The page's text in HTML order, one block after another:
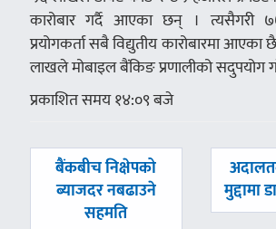
कारोबार गर्दै आएका छन् । त्यसैगरी
प्रयोगकर्ता सबै विद्युतीय कारोबारमा
लाखले मोबाइल बैंकिङ प्रणालीको सदुपयोग
प्रकाशित समय १४:०९ बजे
पछिल्लाे
-
बैंकबीच निक्षेपको
ब्याजदर नबढाउने
सहमति
-
मुद्दामा